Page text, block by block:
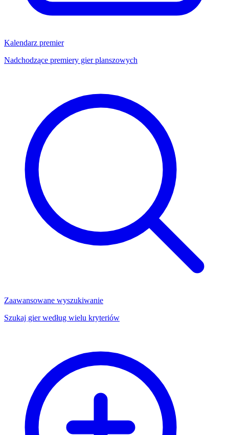
Kalendarz premier
Nadchodzące premiery gier planszowych
Zaawansowane wyszukiwanie
Szukaj gier według wielu kryteriów